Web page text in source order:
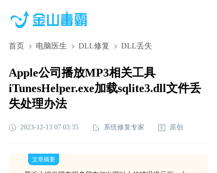
首页 电脑医生 DLL修复 DLL丢失
Apple公司播放MP3相关工具
iTunesHelper.exe加载sqlite3.dll文件丢
失处理办法
2023-12-13 07:03:35 系统修复专家 原创
文章摘要